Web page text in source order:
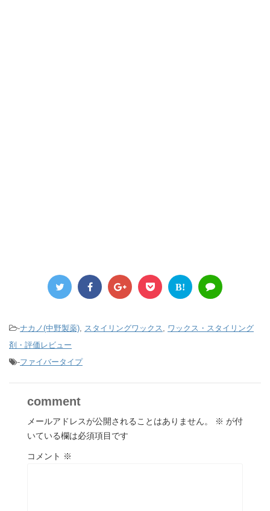
B!
-ナカノ(中野製薬) スタイリングワックス
ワックス・スタイリング
剤・評価レビュー
-ファイバータイプ
comment
メールアドレスが公開されることはありません。 ※ が付
いている欄は必須項目です
コメント ※